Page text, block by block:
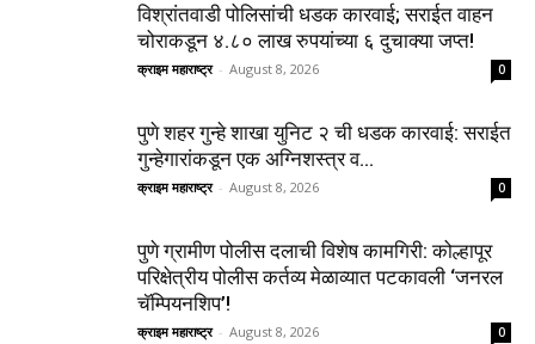
विश्रांतवाडी पोलिसांची धडक कारवाई; सराईत वाहन
चोराकडून ४.८० लाख रुपयांच्या ६ दुचाक्या जप्त!
क्राइम महाराष्ट्र - August 8, 2026 0
पुणे शहर गुन्हे शाखा युनिट २ ची धडक कारवाई: सराईत
गुन्हेगारांकडून एक अग्निशस्त्र व...
क्राइम महाराष्ट्र - August 8, 2026 0
पुणे ग्रामीण पोलीस दलाची विशेष कामगिरी: कोल्हापूर
परिक्षेत्रीय पोलीस कर्तव्य मेळाव्यात पटकावली ‘जनरल
चॅम्पियनशिप’!
क्राइम महाराष्ट्र - August 8, 2026 0